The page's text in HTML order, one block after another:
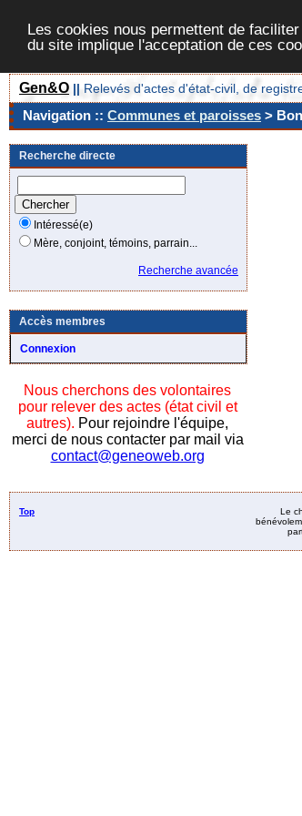
Les cookies nous permettent de
du site implique l'acceptation de ces
Gen&O || Relevés d'actes d'état-civil, de
Navigation :: Communes et paroisses >
Recherche directe
Intéressé(e)
Mère, conjoint, témoins, parrain...
Recherche avancée
Accès membres
Connexion
Nous cherchons des volontaires
pour relever des actes (état civil et
autres). Pour rejoindre l'équipe,
merci de nous contacter par mail via
contact@geneoweb.org
Top
Le